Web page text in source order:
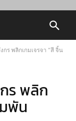
ร พลิกเกมเจรจา “สี จิ้น
ร พลิก
พัน